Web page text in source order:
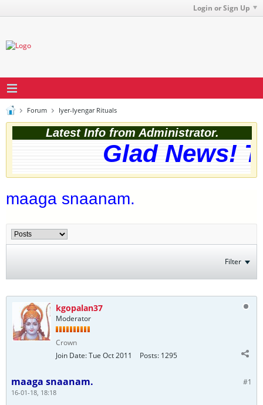
Login or Sign Up
Forum Iyer-Iyengar Rituals
Latest Info from Administrator.
Glad News!
maaga snaanam.
Filter
kgopalan37
Moderator
Crown
Join Date:Tue Oct 2011 Posts: 1295
#1
maaga snaanam.
16-01-18, 18:18